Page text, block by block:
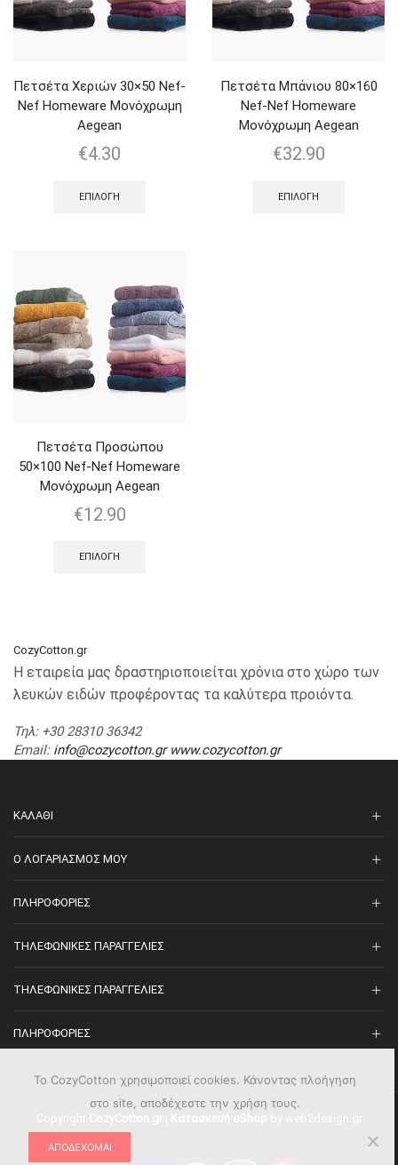
Πετσέτα Χεριών 30×50 Nef-
Nef Homeware Μονόχρωμη
Aegean
€4.30
ΕΠΙΛΟΓΉ
Πετσέτα Μπάνιου 80×160
Nef-Nef Homeware
Μονόχρωμη Aegean
€32.90
ΕΠΙΛΟΓΉ
Πετσέτα Προσώπου
50×100 Nef-Nef Homeware
Μονόχρωμη Aegean
€12.90
ΕΠΙΛΟΓΉ
CozyCotton.gr
Η εταιρεία μας δραστηριοποιείται χρόνια στο χώρο των
λευκών ειδών προφέροντας τα καλύτερα προιόντα.
Τηλ: +30 28310 36342
Email: info@cozycotton.gr www.cozycotton.gr
ΚΑΛΆΘΙ
O ΛΟΓΑΡΙΑΣΜΌΣ ΜΟΥ
ΠΛΗΡΟΦΟΡΊΕΣ
ΤΗΛΕΦΩΝΙΚΈΣ ΠΑΡΑΓΓΕΛΊΕΣ
ΤΗΛΕΦΩΝΙΚΈΣ ΠΑΡΑΓΓΕΛΊΕΣ
ΠΛΗΡΟΦΟΡΊΕΣ
Το CozyCotton χρησιμοποιεί cookies. Κάνοντας πλοήγηση
στο site, αποδέχεστε την χρήση τους.
ΑΠΟΔΈΧΟΜΑΙ